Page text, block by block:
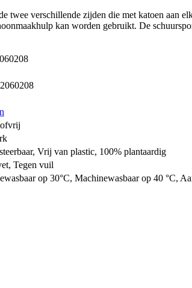
twee verschillende zijden die met katoen aan
kan worden gebruikt. De
Vrij van plastic, 100% plantaardig
Tegen vuil
op 30°C, Machinewasbaar op 40 °C,